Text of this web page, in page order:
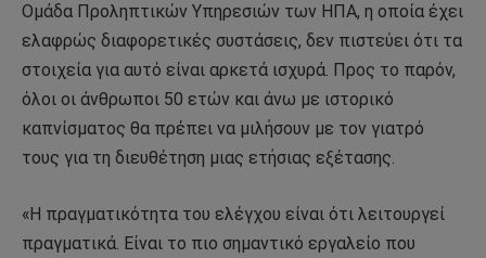
Ομάδα Προληπτικών Υπηρεσιών των ΗΠΑ, η οποία έχει
ελαφρώς διαφορετικές συστάσεις, δεν πιστεύει ότι τα
στοιχεία για αυτό είναι αρκετά ισχυρά. Προς το παρόν,
όλοι οι άνθρωποι 50 ετών και άνω με ιστορικό
καπνίσματος θα πρέπει να μιλήσουν με τον γιατρό
τους για τη διευθέτηση μιας ετήσιας εξέτασης.
«Η πραγματικότητα του ελέγχου είναι ότι λειτουργεί
πραγματικά. Είναι το πιο σημαντικό εργαλείο που